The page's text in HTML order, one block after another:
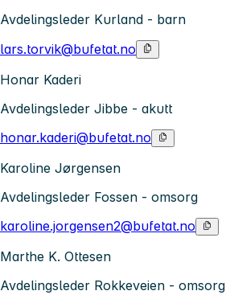
Avdelingsleder Kurland - barn
lars.torvik@bufetat.no
Honar Kaderi
Avdelingsleder Jibbe - akutt
honar.kaderi@bufetat.no
Karoline Jørgensen
Avdelingsleder Fossen - omsorg
karoline.jorgensen2@bufetat.no
Marthe K. Ottesen
Avdelingsleder Rokkeveien - omsorg